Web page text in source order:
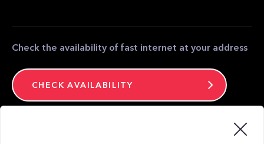
Check the availability of fast internet at your address
CHECK AVAILABILITY